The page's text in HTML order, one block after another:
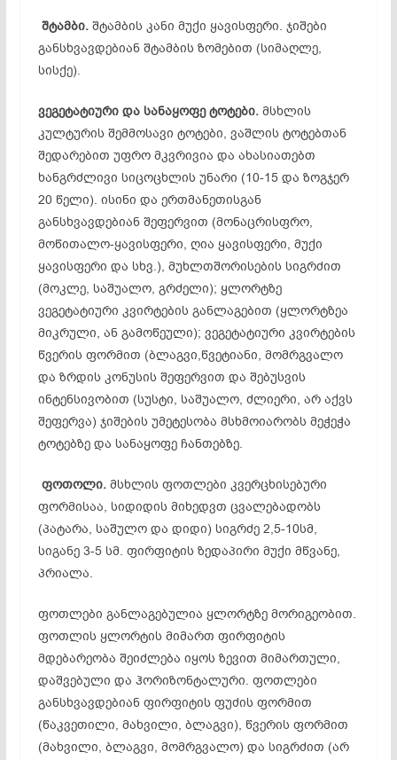
შტამბი.შტამბის კანი მუქი ყავისფერი. ჯიშები
განსხვავდებიან შტამბის ზომებით (სიმაღლე,
სისქე).
ვეგეტატიური და სანაყოფეტოტები.მსხლის
კულტურის შემმოსავი ტოტები, ვაშლის ტოტებთან
შედარებით უფრო მკვრივია და ახასიათებთ
ხანგრძლივი სიცოცხლის უნარი (10-15 და ზოგჯერ
20 წელი). ისინი და ერთმანეთისგან
განსხვავდებიან შეფერვით (მონაცრისფრო,
მოწითალო-ყავისფერი, ღია ყავისფერი, მუქი
ყავისფერი და სხვ.), მუხლთშორისების სიგრძით
(მოკლე, საშუალო, გრძელი); ყლორტზე
ვეგეტატიური კვირტების განლაგებით (ყლორტზეა
მიკრული, ან გამოწეული); ვეგეტატიური კვირტების
წვერის ფორმით (ბლაგვი,წვეტიანი, მომრგვალო
და ზრდის კონუსის შეფერვით და შებუსვის
ინტენსივობით (სუსტი, საშუალო, ძლიერი, არ აქვს
შეფერვა) ჯიშების უმეტესობა მსხმოიარობს მეჭეჭა
ტოტებზე და სანაყოფე ჩანთებზე.
ფოთოლი.მსხლის ფოთლები კვერცხისებური
ფორმისაა, სიდიდის მიხედვთ ცვალებადობს
(პატარა, საშულო და დიდი) სიგრძე 2,5-10სმ,
სიგანე 3-5 სმ. ფირფიტის ზედაპირი მუქი მწვანე,
პრიალა.
ფოთლები განლაგებულია ყლორტზე მორიგეობით.
ფოთლის ყლორტის მიმართ ფირფიტის
მდებარეობა შეიძლება იყოს ზევით მიმართული,
დაშვებული და ჰორიზონტალური. ფოთლები
განსხვავდებიან ფირფიტის ფუძის ფორმით
(წაკვეთილი, მახვილი, ბლაგვი), წვერის ფორმით
(მახვილი, ბლაგვი, მომრგვალო) და სიგრძით (არ